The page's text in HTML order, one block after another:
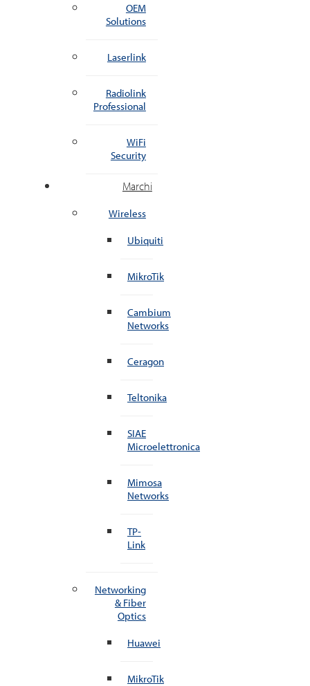
OEM
Solutions
Laserlink
Radiolink
Professional
WiFi
Security
Marchi
Wireless
Ubiquiti
MikroTik
Cambium
Networks
Ceragon
Teltonika
SIAE
Microelettronica
Mimosa
Networks
TP-
Link
Networking
& Fiber
Optics
Huawei
MikroTik